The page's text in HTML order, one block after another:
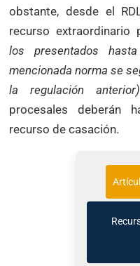
obstante, desde el
recurso extraordinario
los presentados
mencionada norma se
la regulación anterior)
procesales deberán
recurso de casación.